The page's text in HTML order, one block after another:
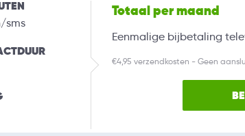
sms
Totaal per maand
Eenmalige bijbetaling
€4,95 verzendkosten - Geen